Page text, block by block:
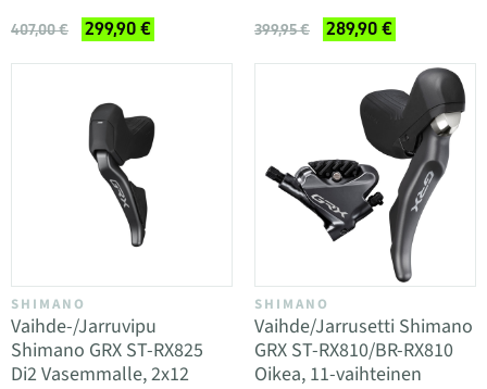
407,00 € 299,90 € 399,95 € 289,90 €
SHIMANO
Vaihde-/Jarruvipu
Shimano GRX ST-RX825
Di2 Vasemmalle, 2x12
SHIMANO
Vaihde/Jarrusetti Shimano
GRX ST-RX810/BR-RX810
Oikea, 11-vaihteinen